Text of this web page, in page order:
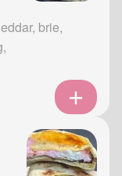
brie,